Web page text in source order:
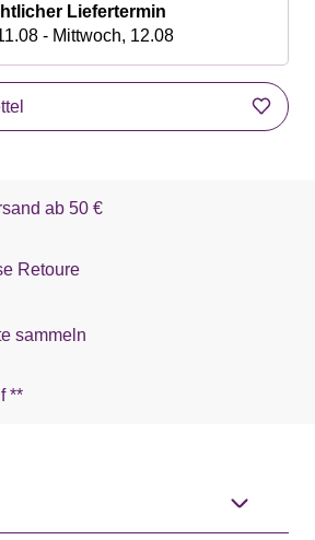
Liefertermin
- Mittwoch, 12.08
ab 50 €
Retoure
sammeln
**